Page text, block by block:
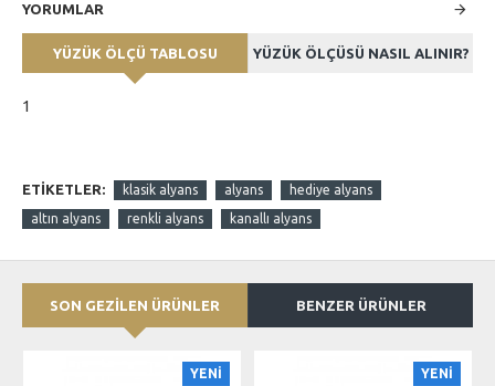
YORUMLAR
YÜZÜK ÖLÇÜ TABLOSU YÜZÜK ÖLÇÜSÜ NASIL ALINIR?
1
ETIKETLER: klasik alyans alyans hediye alyans
altın alyans renkli alyans kanallı alyans
SON GEZİLEN ÜRÜNLER BENZER ÜRÜNLER
YENİ YENİ